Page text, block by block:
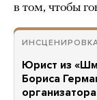
в том, чтобы
Юрист из
Бориса